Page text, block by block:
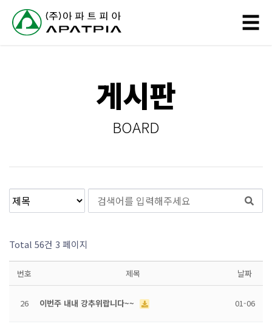
// 링크 타이틀
업
야
공
☰
게시판
BOARD
Total 56건 3 페이지
번호 제목 날짜
26 이번주 내내 강추위랍니다~~ 01-06